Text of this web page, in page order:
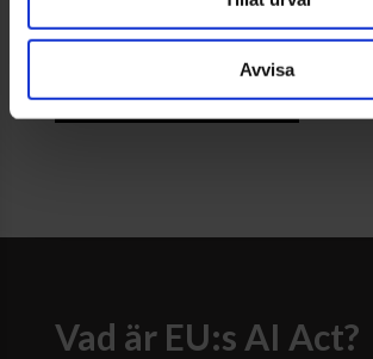
Avvisa
Vad är EU:s AI Act?